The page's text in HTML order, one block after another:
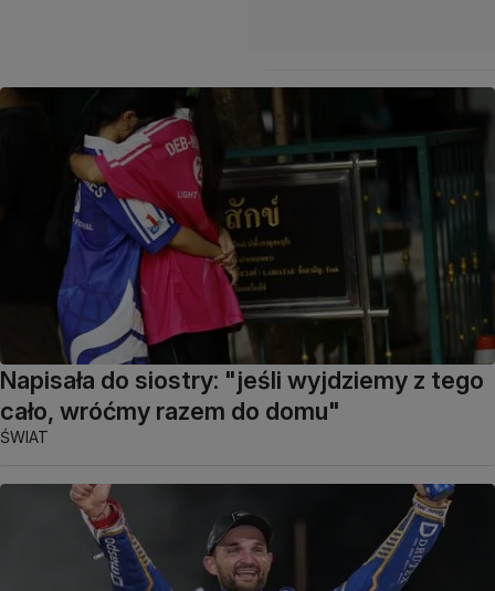
Napisała do siostry: "jeśli wyjdziemy z tego
cało, wróćmy razem do domu"
ŚWIAT